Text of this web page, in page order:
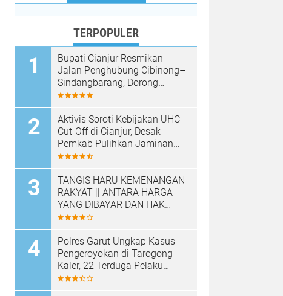
TERPOPULER
Bupati Cianjur Resmikan
Jalan Penghubung Cibinong–
Sindangbarang, Dorong
Konektivitas dan
Cianjur Selatan
Aktivis Soroti Kebijakan UHC
Cut-Off di Cianjur, Desak
Pemkab Pulihkan Jaminan
Kesehatan Warga
TANGIS HARU KEMENANGAN
RAKYAT || ANTARA HARGA
YANG DIBAYAR DAN HAK
YANG DIRAMPAS
Polres Garut Ungkap Kasus
Pengeroyokan di Tarogong
Kaler, 22 Terduga Pelaku
Berhasil Diamankan